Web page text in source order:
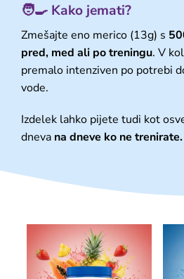
🧑‍🍳 Kako jemati?
Zmešajte eno merico (13g) s
pred, med ali po treningu. V
premalo intenziven po potrebi
vode.
Izdelek lahko pijete tudi kot
dneva na dneve ko ne trenirate.